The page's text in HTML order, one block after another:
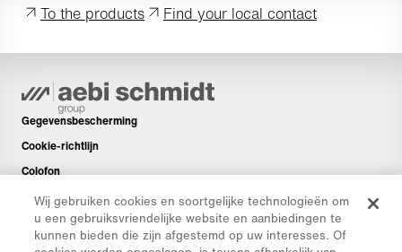
To the products Find your local contact
Gegevensbescherming
Cookie-richtlijn
Colofon
Disclaimer
Nieuwsbrief
Reserveonderdelen
Wij gebruiken cookies en soortgelijke technologieën om
u een gebruiksvriendelijke website en aanbiedingen te
kunnen bieden die zijn afgestemd op uw interesses. Of